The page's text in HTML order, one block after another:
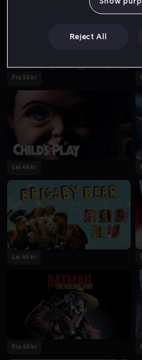
Fra 59 kr
Lei 49 kr
Lei 49 kr
Fra 49 kr
Reject All